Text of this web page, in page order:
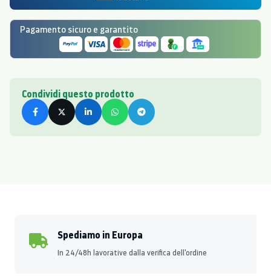
Pagamento sicuro e garantito
Condividi questo prodotto
Spediamo in Europa
In 24/48h lavorative dalla verifica dell'ordine